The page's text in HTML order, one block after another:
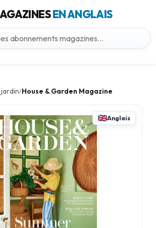
EN ANGLAIS
/House & Garden Magazine
Anglais